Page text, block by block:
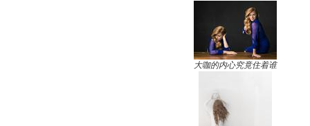
大咖的内心究竟住着谁